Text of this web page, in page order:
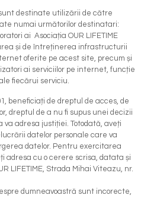
destinate utilizării de către
numai următorilor destinatari:
ai Asociația OUR LIFETIME
și de întreținerea infrastructurii
oferite pe acest site, precum și
ai serviciilor pe internet, funcție
fiecărui serviciu.
beneficiați de dreptul de acces, de
dreptul de a nu fi supus unei decizii
va adresa justiției. Totodată, aveți
datelor personale care va
datelor. Pentru exercitarea
adresa cu o cerere scrisa, datata și
LIFETIME, Strada Mihai Viteazu, nr.
dumneavoastră sunt incorecte,